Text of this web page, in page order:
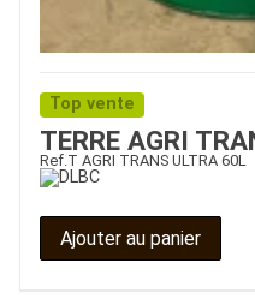
Top vente
TERRE AGRI
Ref. T AGRI TRANS ULTRA 60L
Ajouter au panier